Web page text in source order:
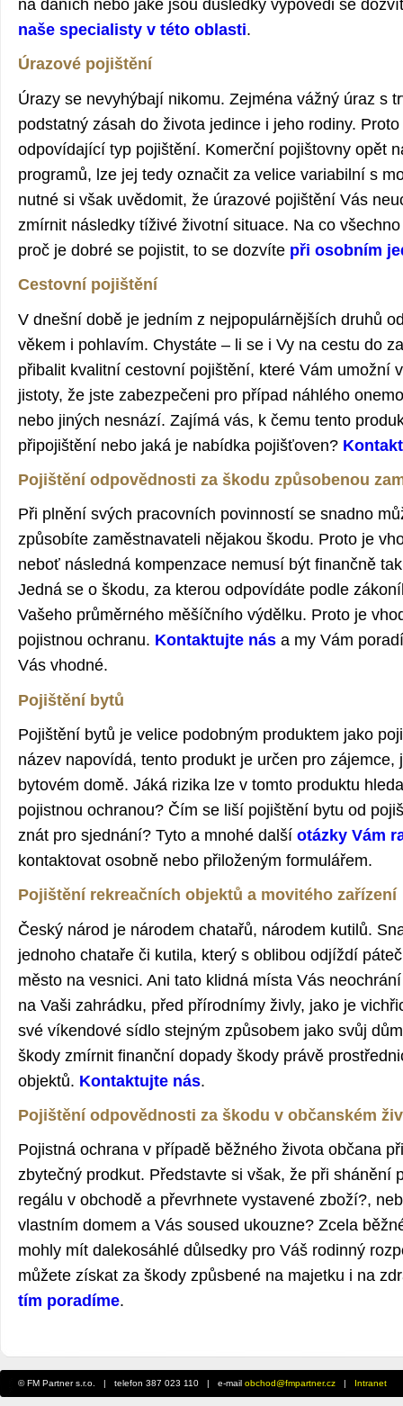
na daních nebo jaké jsou důsledky výpovědi se
naše specialisty v této oblasti.
Úrazové pojištění
Úrazy se nevyhýbají nikomu. Zejména vážný úraz s
podstatný zásah do života jedince i jeho rodiny.
odpovídající typ pojištění. Komerční pojištovny opět
programů, lze jej tedy označit za velice variabilní s
nutné si však uvědomit, že úrazové pojištění Vás
zmírnit následky tíživé životní situace. Na co
proč je dobré se pojistit, to se dozvíte při osobním
Cestovní pojištění
V dnešní době je jedním z nejpopulárnějších druhů
věkem i pohlavím. Chystáte – li se i Vy na cestu do
přibalit kvalitní cestovní pojištění, které Vám umožní
jistoty, že jste zabezpečeni pro případ náhlého
nebo jiných nesnází. Zajímá vás, k čemu tento
připojištění nebo jaká je nabídka pojišťoven?
Pojištění odpovědnosti za škodu způsobenou
Při plnění svých pracovních povinností se snadno
způsobíte zaměstnavateli nějakou škodu. Proto je
neboť následná kompenzace nemusí být finančně
Jedná se o škodu, za kterou odpovídáte podle
Vašeho průměrného měšíčního výdělku. Proto je
pojistnou ochranu. Kontaktujte nás a my Vám
Vás vhodné.
Pojištění bytů
Pojištění bytů je velice podobným produktem jako
název napovídá, tento produkt je určen pro
bytovém domě. Jáká rizika lze v tomto produktu
pojistnou ochranou? Čím se liší pojištění bytu od
znát pro sjednání? Tyto a mnohé další otázky Vám
kontaktovat osobně nebo přiloženým formulářem.
Pojištění rekreačních objektů a movitého zařízení
Český národ je národem chatařů, národem kutilů.
jednoho chataře či kutila, který s oblibou odjíždí
město na vesnici. Ani tato klidná místa Vás
na Vaši zahrádku, před přírodnímy živly, jako je
své víkendové sídlo stejným způsobem jako svůj
škody zmírnit finanční dopady škody právě
objektů. Kontaktujte nás.
Pojištění odpovědnosti za škodu v občanském
Pojistná ochrana v případě běžného života občana
zbytečný prodkut. Představte si však, že při shánění
regálu v obchodě a převrhnete vystavené zboží?,
vlastním domem a Vás soused ukouzne? Zcela
mohly mít dalekosáhlé důlsedky pro Váš rodinný
můžete získat za škody způsbené na majetku i na
tím poradíme.
© FM Partner s.r.o. | telefon 387 023 110 | e-mail obchod@fmpartner.cz | Intranet